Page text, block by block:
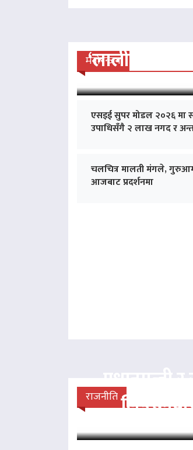
मनोरन्जन
एसइई सुपर मोडल २०२६ मा
उपाधिसँगै २ लाख नगद र
चलचित्र मालती मंगले,
आजबाट प्रदर्शनमा
राजनीति
प्रधानमन्त्री र